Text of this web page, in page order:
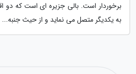
برخوردار است. بالی جزیره ای است که دو
به یکدیگر متصل می نماید و از حیث جنبه...